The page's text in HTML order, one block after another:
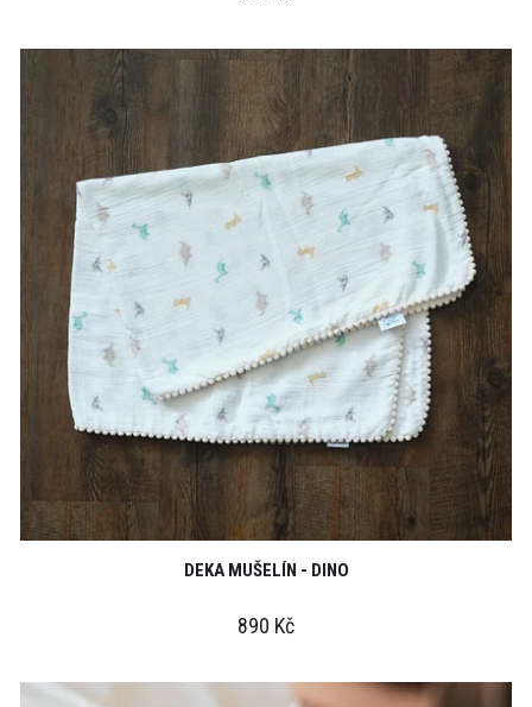
DEKA MUŠELÍN - DINO
890 Kč